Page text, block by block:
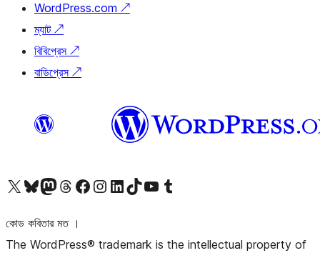
WordPress.com ↗
ম্যাট ↗
বিবিপ্রেস ↗
বাডিপ্রেস ↗
আমাদের X (আগের টুইটার) অ্যাকাউন্টে যানআমাদের Bluesky অ্যাকাউন্টটি দেখুনআমাদের মাস্টোডন অ্যাকাউন্টটি দেখুনআমাদের থ্রেডস অ্যাকাউন্টটি দেখুনআমাদের ফেসবুক পেজ দেখুনআমাদের ইন্সটাগ্রাম অ্যাকাউন্ট দেখুনআমাদের লিঙ্কডইন অ্যাকাউন্টে যানআমাদের TikTok অ্যাকাউন্টটি দেখুনআমাদের ইউটিউব চ্যানেলে যান আমাদের টাম্বলার অ্যাকাউন্ট দেখুন
কোড কবিতার মত ।
The WordPress® trademark is the intellectual property of